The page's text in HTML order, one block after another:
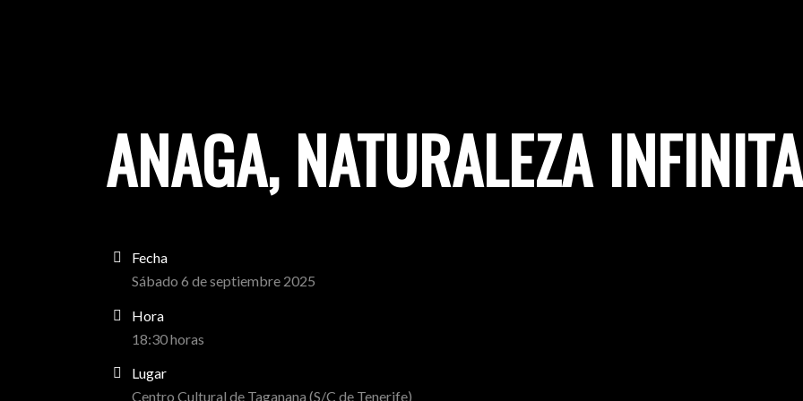
ANAGA, NATURALEZA INFINITA
Fecha
Sábado 6 de septiembre 2025
Hora
18:30horas
Lugar
Centro Cultural de Taganana (S/C de Tenerife)